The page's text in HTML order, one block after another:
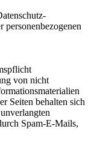
personenbezogenen
von nicht
Seiten behalten sich
Spam-E-Mails,